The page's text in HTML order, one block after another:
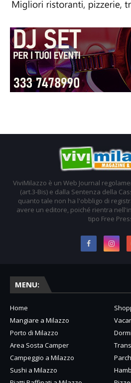
ViviMilazzo è un Web Journal
(art.3-Bis) e dalla Sentenza della
quanto tale non ha l'obbligo di
avere un editore, poiché rientra
tipo Free
MENU:
Home
Mangiare a Milazzo
Porto di Milazzo
Area Sosta Camper
Campeggio a Milazzo
Sushi a Milazzo